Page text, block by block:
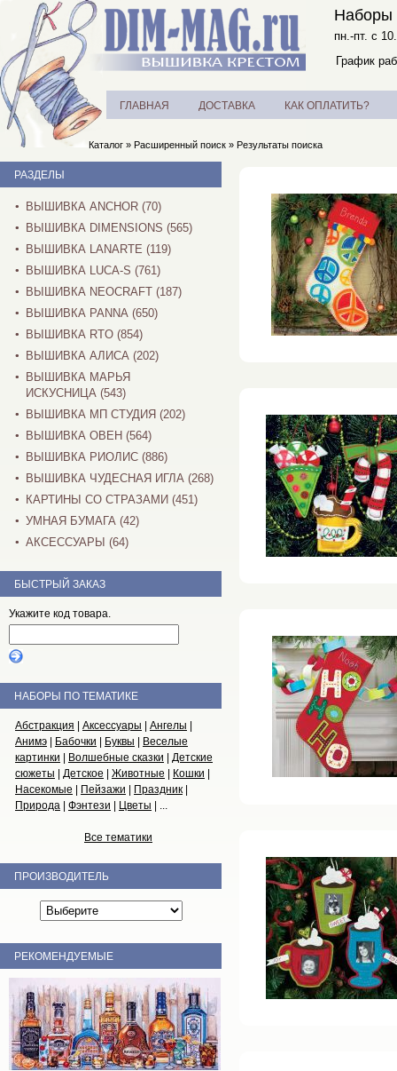
Наборы
пн.-пт. с
График
ГЛАВНАЯ ДОСТАВКА КАК ОПЛАТИТЬ?
Каталог » Расширенный поиск » Результаты поиска
РАЗДЕЛЫ
ВЫШИВКА ANCHOR (70)
ВЫШИВКА DIMENSIONS (565)
ВЫШИВКА LANARTE (119)
ВЫШИВКА LUCA-S (761)
ВЫШИВКА NEOCRAFT (187)
ВЫШИВКА PANNA (650)
ВЫШИВКА RTO (854)
ВЫШИВКА АЛИСА (202)
ВЫШИВКА МАРЬЯ
ИСКУСНИЦА (543)
ВЫШИВКА МП СТУДИЯ (202)
ВЫШИВКА ОВЕН (564)
ВЫШИВКА РИОЛИС (886)
ВЫШИВКА ЧУДЕСНАЯ ИГЛА (268)
КАРТИНЫ СО СТРАЗАМИ (451)
УМНАЯ БУМАГА (42)
АКСЕССУАРЫ (64)
БЫСТРЫЙ ЗАКАЗ
Укажите код товара.
НАБОРЫ ПО ТЕМАТИКЕ
Абстракция Аксессуары Ангелы
Анимэ
Бабочки Буквы
Веселые
картинки
Волшебные сказки
Детские
сюжеты
Детское Животные Кошки
Насекомые
Пейзажи Праздник
Природа
Фэнтези Цветы | ...
Все тематики
ПРОИЗВОДИТЕЛЬ
РЕКОМЕНДУЕМЫЕ